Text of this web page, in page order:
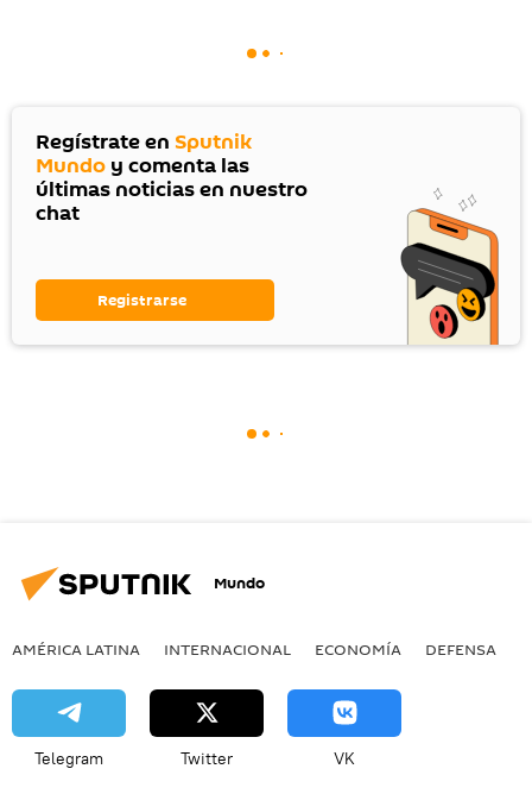
Regístrate en Sputnik
Mundo y comenta las
últimas noticias en nuestro
chat
Registrarse
Mundo
AMÉRICA LATINA INTERNACIONAL ECONOMÍA DEFENSA
Telegram Twitter VK